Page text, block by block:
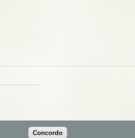
Concordo